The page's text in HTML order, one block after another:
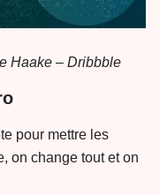
Haake – Dribbble
pour mettre les
on change tout et on